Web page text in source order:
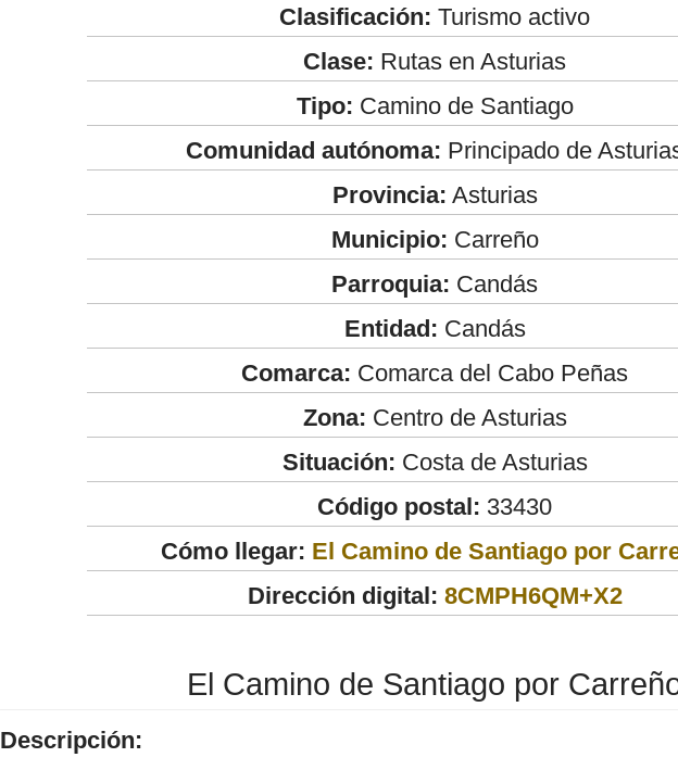
Clasificación: Turismo activo
Clase: Rutas en Asturias
Tipo: Camino de Santiago
Comunidad autónoma: Principado de
Provincia: Asturias
Municipio: Carreño
Parroquia: Candás
Entidad: Candás
Comarca: Comarca del Cabo Peñas
Zona: Centro de Asturias
Situación: Costa de Asturias
Código postal: 33430
Cómo llegar: El Camino de Santiago por
Dirección digital: 8CMPH6QM+X2
El Camino de Santiago por
Descripción: